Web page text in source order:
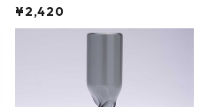
大きめ 撥水加工 収納ポーチ CRO
CODILE/Black クロコダイル/ブラ
¥2,420